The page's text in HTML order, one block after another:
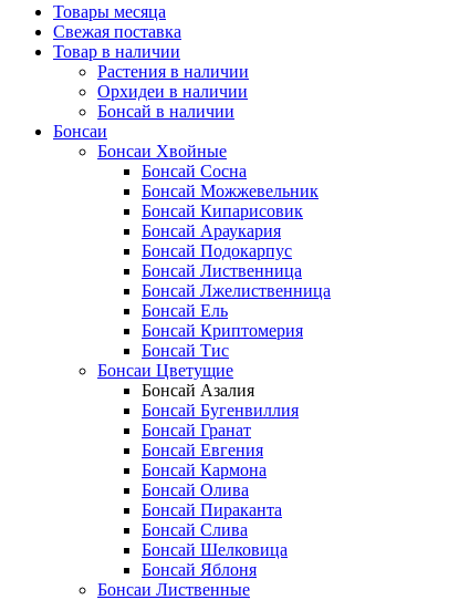
Товары месяца
Свежая поставка
Товар в наличии
Растения в наличии
Орхидеи в наличии
Бонсай в наличии
Бонсаи
Бонсаи Хвойные
Бонсай Сосна
Бонсай Можжевельник
Бонсай Кипарисовик
Бонсай Араукария
Бонсай Подокарпус
Бонсай Лиственница
Бонсай Лжелиственница
Бонсай Ель
Бонсай Криптомерия
Бонсай Тис
Бонсаи Цветущие
Бонсай Азалия
Бонсай Бугенвиллия
Бонсай Гранат
Бонсай Евгения
Бонсай Кармона
Бонсай Олива
Бонсай Пираканта
Бонсай Слива
Бонсай Шелковица
Бонсай Яблоня
Бонсаи Лиственные